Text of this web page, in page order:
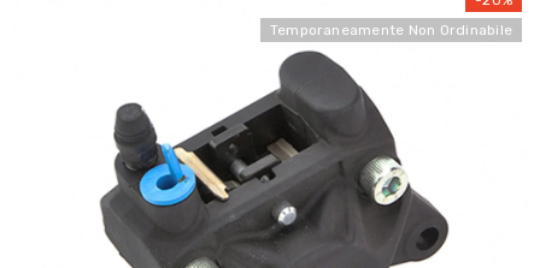
Temporaneamente Non Ordinabile